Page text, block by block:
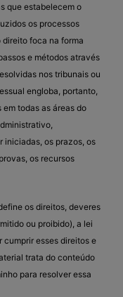
que estabelecem o
os processos
direito foca na forma
e métodos através
nos tribunais ou
engloba, portanto,
todas as áreas do
iniciadas, os prazos, os
os recursos
os direitos, deveres
ou proibido), a lei
cumprir esses direitos e
trata do conteúdo
para resolver essa